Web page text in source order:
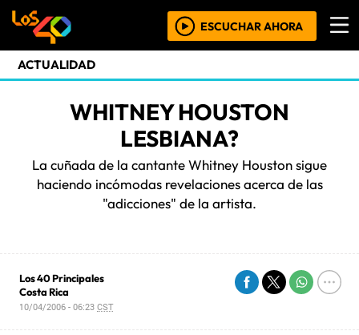
ESCUCHAR AHORA
ACTUALIDAD
WHITNEY HOUSTON
LESBIANA?
La cuñada de la cantante Whitney Houston sigue
haciendo incómodas revelaciones acerca de las
"adicciones" de la artista.
Los 40 Principales
Costa Rica
10/04/2006 - 06:23CST